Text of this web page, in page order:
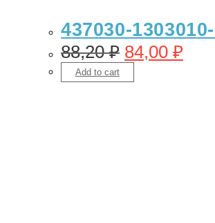
437030-
88,20₽ 84,00 ₽
Add to cart